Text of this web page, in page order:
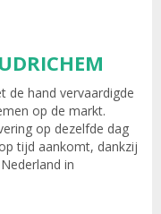
de hand vervaardigde
op de markt.
op dezelfde dag
tijd aankomt, dankzij
in